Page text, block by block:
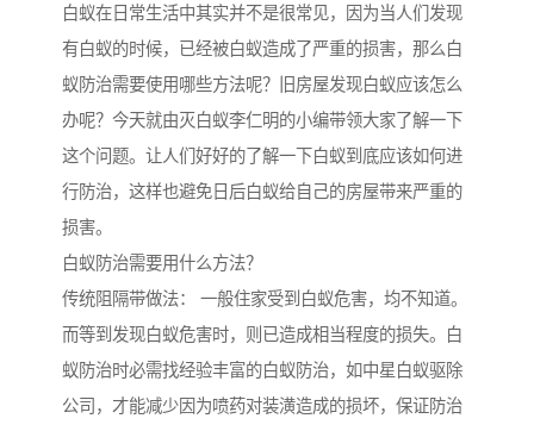
白蚁在日常生活中其实并不是很常见，因为当人们发现
有白蚁的时候，已经被白蚁造成了严重的损害，那么白
蚁防治需要使用哪些方法呢？旧房屋发现白蚁应该怎么
办呢？今天就由灭白蚁李仁明的小编带领大家了解一下
这个问题。让人们好好的了解一下白蚁到底应该如何进
行防治，这样也避免日后白蚁给自己的房屋带来严重的
损害。
白蚁防治需要用什么方法？
传统阻隔带做法： 一般住家受到白蚁危害，均不知道。
而等到发现白蚁危害时，则已造成相当程度的损失。白
蚁防治时必需找经验丰富的白蚁防治，如中星白蚁驱除
公司，才能减少因为喷药对装潢造成的损坏，保证防治